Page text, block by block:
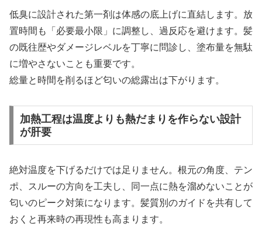
低臭に設計された第一剤は体感の底上げに直結します。放
置時間も「必要最小限」に調整し、過反応を避けます。髪
の既往歴やダメージレベルを丁寧に問診し、塗布量を無駄
に増やさないことも重要です。
総量と時間を削るほど匂いの総露出は下がります。
加熱工程は温度よりも熱だまりを作らない設計
が肝要
絶対温度を下げるだけでは足りません。根元の角度、テン
ポ、スルーの方向を工夫し、同一点に熱を溜めないことが
匂いのピーク対策になります。髪質別のガイドを共有して
おくと再来時の再現性も高まります。